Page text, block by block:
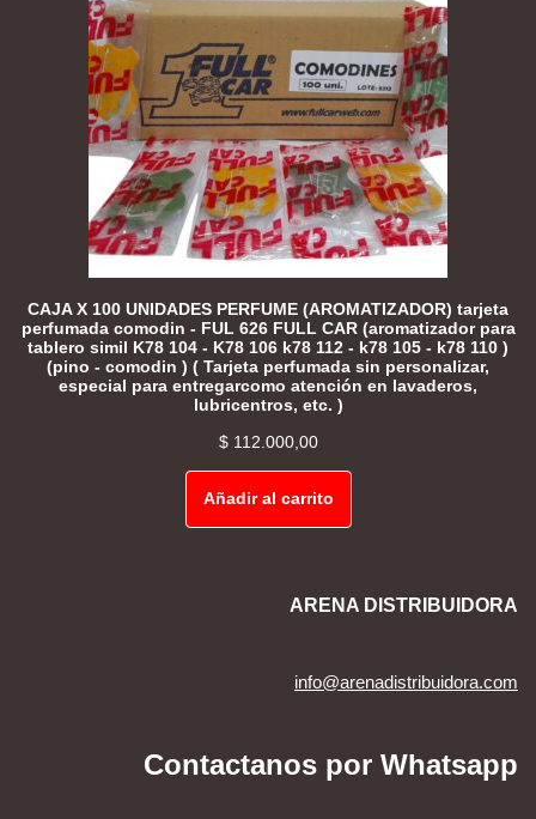
CAJA X 100 UNIDADES PERFUME (AROMATIZADOR) tarjeta
perfumada comodin - FUL 626 FULL CAR (aromatizador para
tablero simil K78 104 - K78 106 k78 112 - k78 105 - k78 110 )
(pino - comodin ) ( Tarjeta perfumada sin personalizar,
especial para entregarcomo atención en lavaderos,
lubricentros, etc. )
$112.000,00
Añadir al carrito
ARENA DISTRIBUIDORA
info@arenadistribuidora.com
Contactanos por Whatsapp